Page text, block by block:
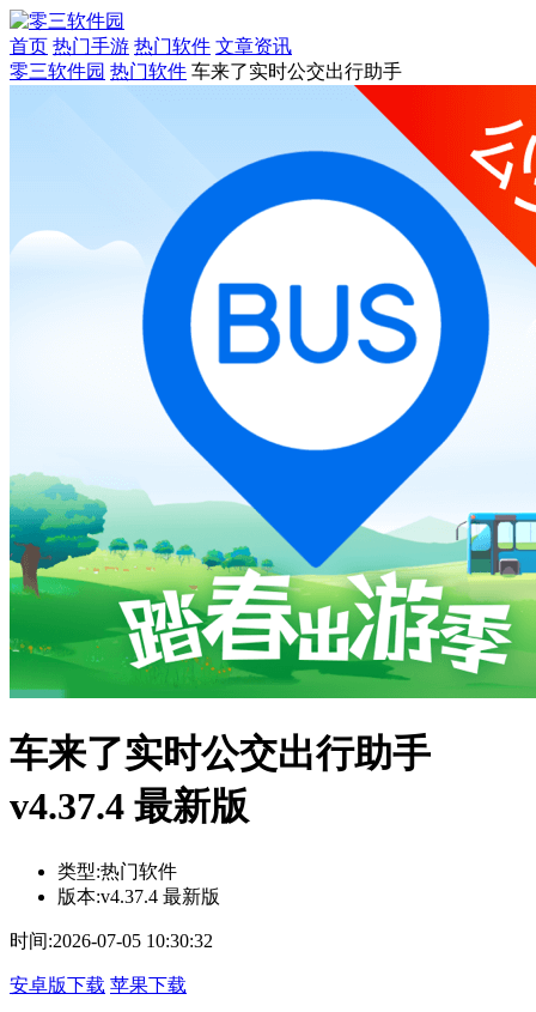
首页 热门手游 热门软件 文章资讯
零三软件园 热门软件 车来了实时公交出行助手
车来了实时公交出行助手
v4.37.4 最新版
类型:热门软件
版本:v4.37.4 最新版
时间:2026-07-05 10:30:32
安卓版下载 苹果下载